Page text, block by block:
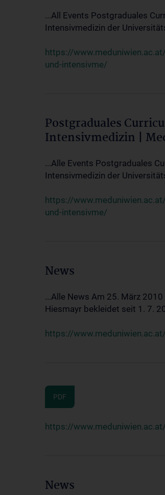
...All Events Postgraduales
Intensivmedizin der
https://
und-intensivme/
Postgraduales
Intensivmedizin |
...Alle Events Postgraduales
Intensivmedizin der
https://
und-intensivme/
News
...Alle News Am 25. März
Hiesmayr bekleidet seit 1. 7.
https://
PDF
https://
News